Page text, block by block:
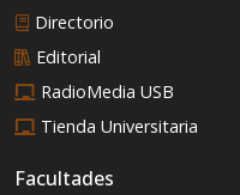
Directorio
Editorial
RadioMedia USB
Tienda Universitaria
Facultades